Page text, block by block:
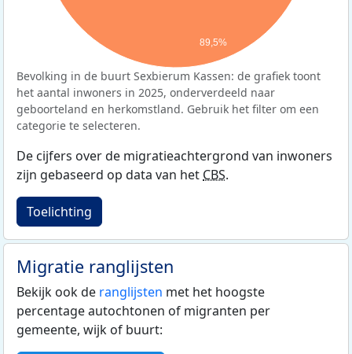
89,5%
Bevolking in de buurt Sexbierum Kassen: de grafiek toont
het aantal inwoners in 2025, onderverdeeld naar
geboorteland en herkomstland. Gebruik het filter om een
categorie te selecteren.
De cijfers over de migratieachtergrond van inwoners
zijn gebaseerd op data van het CBS.
Toelichting
Migratie ranglijsten
Bekijk ook de ranglijsten met het hoogste
percentage autochtonen of migranten per
gemeente, wijk of buurt: